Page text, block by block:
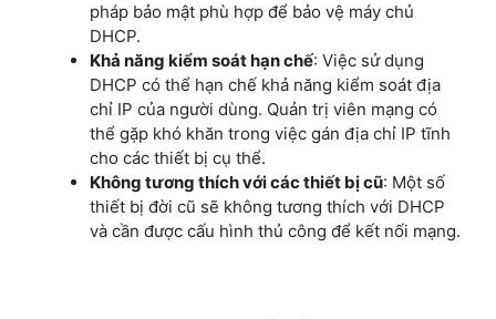
pháp bảo mật phù hợp để bảo vệ máy chủ
DHCP.
Khả năng kiểm soát hạn chế: Việc sử dụng
DHCP có thể hạn chế khả năng kiểm soát địa
chỉ IP của người dùng. Quản trị viên mạng có
thể gặp khó khăn trong việc gán địa chỉ IP tĩnh
cho các thiết bị cụ thể.
Không tương thích với các thiết bị cũ: Một số
thiết bị đời cũ sẽ không tương thích với DHCP
và cần được cấu hình thủ công để kết nối mạng.